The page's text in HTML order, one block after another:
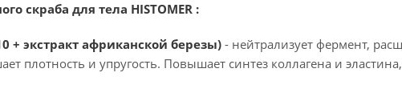
скраба для тела HISTOMER :
+ экстракт африканской березы) - нейтрализует фермент,
плотность и упругость. Повышает синтез коллагена и